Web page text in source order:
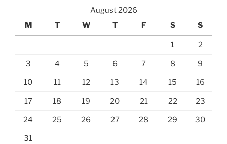
August 2026
M
T W T F S S
1 2
3 4 5 6 7 8 9
10 11 12 13 14 15 16
17 18 19 20 21 22 23
24 25 26 27 28 29 30
31